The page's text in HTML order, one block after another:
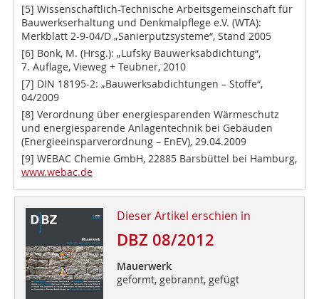
[5] Wissenschaftlich-Technische Arbeitsgemeinschaft für
Bauwerkserhaltung und Denkmalpflege e.V. (WTA):
Merkblatt 2-9-04/D „Sanierputzsysteme“, Stand 2005
[6] Bonk, M. (Hrsg.): „Lufsky Bauwerksabdichtung“,
7. Auflage, Vieweg + Teubner, 2010
[7] DIN 18195-2: „Bauwerksabdichtungen – Stoffe“,
04/2009
[8] Verordnung über energiesparenden Wärmeschutz
und energiesparende Anlagentechnik bei Gebäuden
(Energieeinsparverordnung – EnEV), 29.04.2009
[9] WEBAC Chemie GmbH, 22885 Barsbüttel bei Hamburg,
www.webac.de
Dieser Artikel erschien in
DBZ 08/2012
Mauerwerk
geformt, gebrannt, gefügt